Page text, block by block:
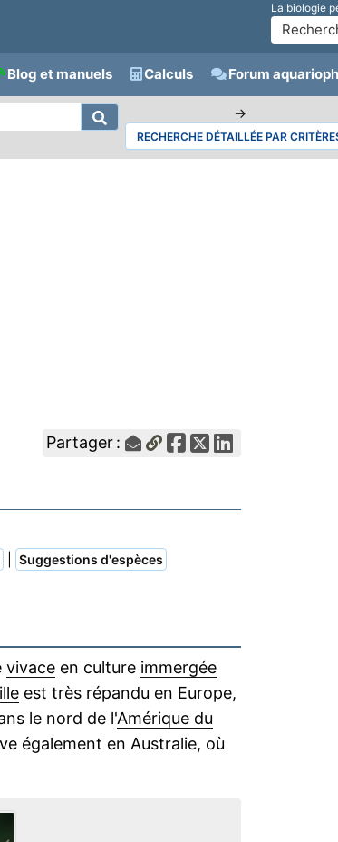
La biologie
Blog et manuels Calculs Forum
→
RECHERCHE DÉTAILLÉE PAR
Partager :
Suggestions d'espèces
vivace en culture immergée
est très répandu en Europe,
le nord de l'Amérique du
également en Australie, où